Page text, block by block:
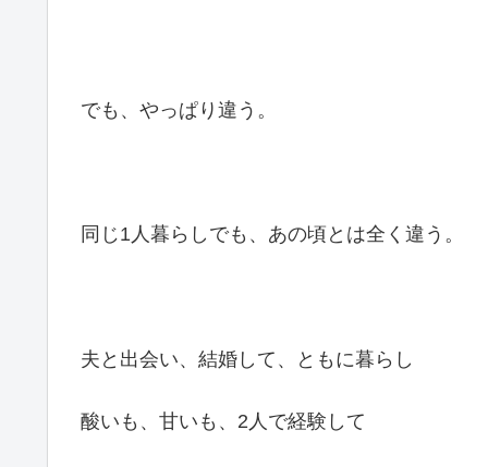
でも、やっぱり違う。
同じ1人暮らしでも、あの頃とは全く違う。
夫と出会い、結婚して、ともに暮らし
酸いも、甘いも、2人で経験して